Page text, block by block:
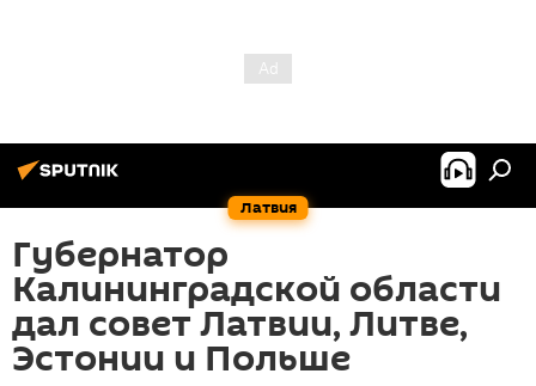
Латвия
Губернатор
Калининградской области
дал совет Латвии, Литве,
Эстонии и Польше